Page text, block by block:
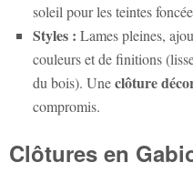
soleil pour les teintes
Styles : Lames pleines,
couleurs et de finitions
du bois). Uneclôture
compromis.
Clôtures en